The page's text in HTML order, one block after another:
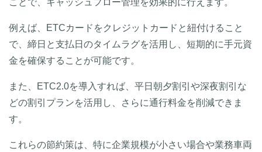
例えば、ETCカードをクレジットカードと紐付けること
で、締日と支払日のタイムラグを活用し、短期的に手元資
金を確保することが可能です。
また、ETC2.0を導入すれば、平日朝夕割引や深夜割引な
どの割引プランを活用し、さらに通行料金を削減できま
す。
これらの節約策は、特に企業規模が小さい場合や業務車両